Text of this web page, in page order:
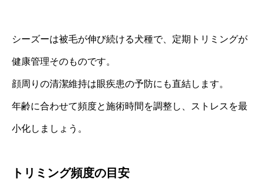
シーズーは被毛が伸び続ける犬種で、定期トリミングが
健康管理そのものです。
顔周りの清潔維持は眼疾患の予防にも直結します。
年齢に合わせて頻度と施術時間を調整し、ストレスを最
小化しましょう。
トリミング頻度の目安